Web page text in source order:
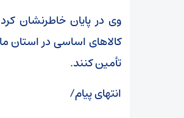
وی در پایان خاطرنشان
کالاهای اساسی در استان
تأمین کنند.
انتهای پیام/